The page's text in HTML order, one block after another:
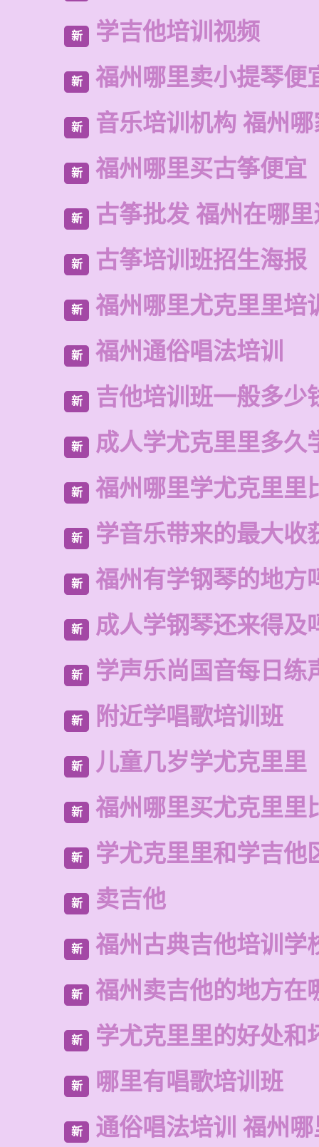
新 学吉他培训视频
新 福州哪里卖小提琴便
新 音乐培训机构 福州
新 福州哪里买古筝便宜
新 古筝批发 福州在哪
新 古筝培训班招生海报
新 福州哪里尤克里里培
新 福州通俗唱法培训
新 吉他培训班一般多少
新 成人学尤克里里多久
新 福州哪里学尤克里里
新 学音乐带来的最大收
新 福州有学钢琴的地方
新 成人学钢琴还来得及
新 学声乐尚国音每日练
新 附近学唱歌培训班
新 儿童几岁学尤克里里
新 福州哪里买尤克里里
新 学尤克里里和学吉他
新 卖吉他
新 福州古典吉他培训学
新 福州卖吉他的地方在
新 学尤克里里的好处和
新 哪里有唱歌培训班
新 通俗唱法培训 福州